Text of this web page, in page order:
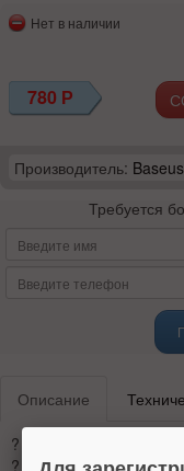
Нет в наличии
780 Р
Производитель: Baseus
Требуется
Описание
?
? Длина 120см